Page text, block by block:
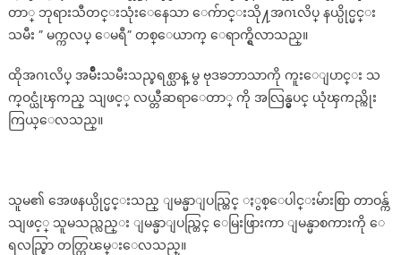
တာ္ ဘုရားသီတင္းသုံးေနေသာ ေက်ာင္းသို႔အဂၤလိပ္ နယ္ပိုင္မင္း
သမီး ” မက္ကလပ္ ေမရီ” တစ္ေယာက္ ေရာက္ရွိလာသည္။
ထိုအဂၤလိပ္ အမ်ိဳးသမီးသည္ခရစ္ယာန္ မွ ဗုဒၶဘာသာကို ကူးေျပာင္း သ
က္ဝင္ယုံၾကည္ သျဖင့္ လယ္တီဆရာေတာ္ ကို အလြန္မွပင္ ယုံၾကည္ကိုး
ကြယ္ေလသည္။
သူမ၏ အေဖနယ္ပိုင္မင္းသည္ ျမန္မာျပည္တြင္ ႏွစ္ေပါင္းမ်ားစြာ တာဝန္က်
သျဖင့္ သူမသည္လည္း ျမန္မာျပည္တြင္ ေမြးဖြားကာ ျမန္မာစကားကို ေ
ရလည္စြာ တတ္ကြၽမ္းေလသည္။